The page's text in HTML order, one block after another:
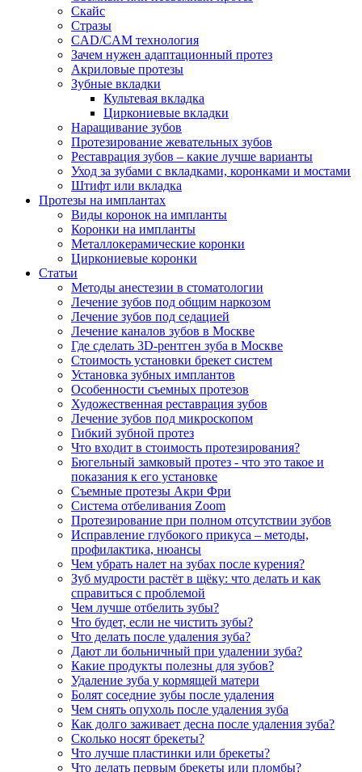
Скайс
Стразы
CAD/CAM технология
Зачем нужен адаптационный протез
Акриловые протезы
Зубные вкладки
Культевая вкладка
Циркониевые вкладки
Наращивание зубов
Протезирование жевательных зубов
Реставрация зубов – какие лучше варианты
Уход за зубами с вкладками, коронками и мостами
Штифт или вкладка
Протезы на имплантах
Виды коронок на импланты
Коронки на импланты
Металлокерамические коронки
Циркониевые коронки
Статьи
Методы анестезии в стоматологии
Лечение зубов под общим наркозом
Лечение зубов под седацией
Лечение каналов зубов в Москве
Где сделать 3D-рентген зуба в Москве
Стоимость установки брекет систем
Установка зубных имплантов
Особенности съемных протезов
Художественная реставрация зубов
Лечение зубов под микроскопом
Гибкий зубной протез
Что входит в стоимость протезирования?
Бюгельный замковый протез - что это такое и
показания к его установке
Съемные протезы Акри Фри
Система отбеливания Zoom
Протезирование при полном отсутствии зубов
Исправление глубокого прикуса – методы,
профилактика, нюансы
Чем убрать налет на зубах после курения?
Зуб мудрости растёт в щёку: что делать и как
справиться с проблемой
Чем лучше отбелить зубы?
Что будет, если не чистить зубы?
Что делать после удаления зуба?
Дают ли больничный при удалении зуба?
Какие продукты полезны для зубов?
Удаление зуба у кормящей матери
Болят соседние зубы после удаления
Чем снять опухоль после удаления зуба
Как долго заживает десна после удаления зуба?
Сколько носят брекеты?
Что лучше пластинки или брекеты?
Что делать первым брекеты или пломбы?